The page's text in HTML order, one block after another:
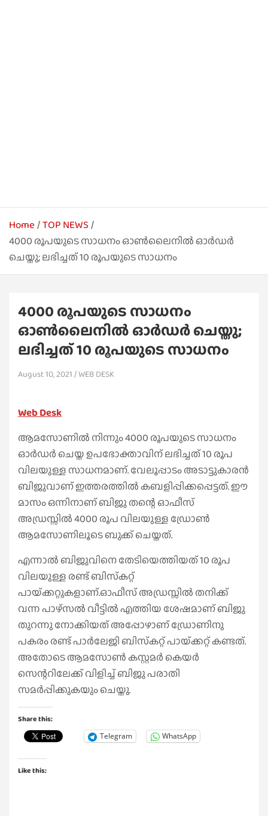
Home TOP NEWS
4000 രൂപയുടെ സാധനം ഓൺലൈനിൽ ഓര്‍ഡര്‍
ചെയ്തു; ലഭിച്ചത് 10 രൂപയുടെ സാധനം
4000 രൂപയുടെ സാധനം
ഓൺലൈനിൽ ഓര്‍ഡര്‍ ചെയ്തു;
ലഭിച്ചത് 10 രൂപയുടെ സാധനം
August 10, 2021 WEB DESK
Web Desk
ആമസോണില്‍ നിന്നും 4000 രൂപയുടെ സാധനം
ഓര്‍ഡര്‍ ചെയ്ത ഉപഭോക്താവിന് ലഭിച്ചത് 10 രൂപ
വിലയുള്ള സാധനമാണ്. വേലൂപ്പാടം അടാട്ടുകാരന്‍
ബിജുവാണ് ഇത്തരത്തില്‍ കബളിപ്പിക്കപ്പെട്ടത്. ഈ
മാസം ഒന്നിനാണ് ബിജു തന്റെ ഓഫീസ്
അഡ്രസ്സില്‍ 4000 രൂപ വിലയുള്ള ഡ്രോണ്‍
ആമസോണിലൂടെ ബുക്ക് ചെയ്തത്.
എന്നാല്‍ ബിജുവിനെ തേടിയെത്തിയത് 10 രൂപ
വിലയുള്ള രണ്ട് ബിസ്‌കറ്റ്
പായ്‌ക്കറ്റുകളാണ്.ഓഫീസ് അഡ്രസ്സില്‍ തനിക്ക്
വന്ന പാഴ്‌സല്‍ വീട്ടില്‍ എത്തിയ ശേഷമാണ് ബിജു
തുറന്നു നോക്കിയത് അപ്പോഴാണ് ഡ്രോണിനു
പകരം രണ്ട് പാര്‍ലേജി ബിസ്‌കറ്റ് പായ്‌ക്കറ്റ് കണ്ടത്.
അതോടെ ആമസോണ്‍ കസ്റ്റമര്‍ കെയര്‍
സെന്ററിലേക്ക് വിളിച്ച്‌ ബിജു പരാതി
സമര്‍പ്പിക്കുകയും ചെയ്തു.
Share this:
Telegram WhatsApp
Like this: